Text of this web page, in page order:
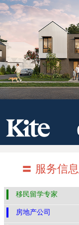
〓 服务信息
移民留学专家
房地产公司